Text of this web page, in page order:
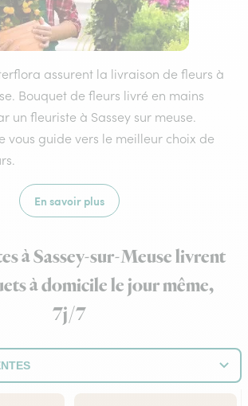
assurent la livraison de fleurs à
Bouquet de fleurs livré en mains
un fleuriste à Sassey sur meuse.
vous guide vers le meilleur choix de
En savoir plus
à Sassey-sur-Meuse livrent
à domicile le jour même,
7j/7